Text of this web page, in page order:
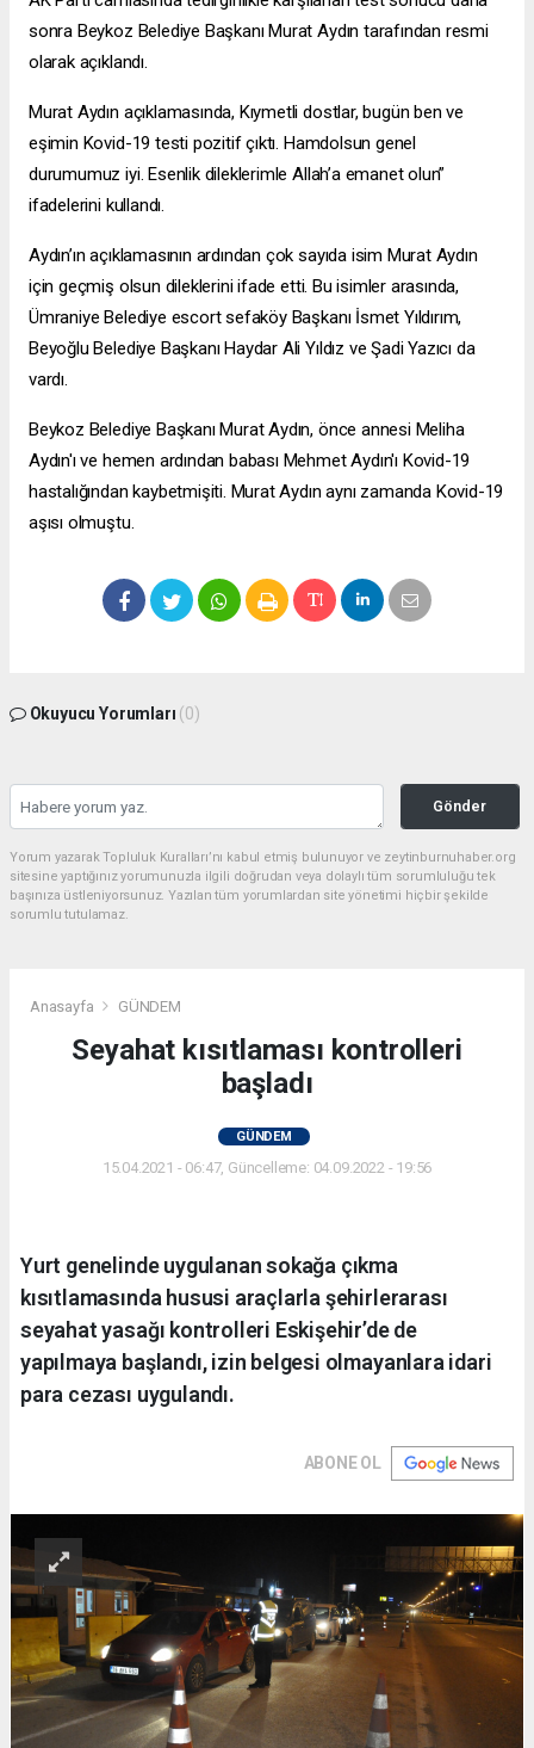
sonra Beykoz Belediye Başkanı Murat Aydın tarafından resmi
olarak açıklandı.
Murat Aydın açıklamasında, Kıymetli dostlar, bugün ben ve
eşimin Kovid-19 testi pozitif çıktı. Hamdolsun genel
durumumuz iyi. Esenlik dileklerimle Allah’a emanet olun”
ifadelerini kullandı.
Aydın’ın açıklamasının ardından çok sayıda isim Murat Aydın
için geçmiş olsun dileklerini ifade etti. Bu isimler arasında,
Ümraniye Belediye escort sefaköyBaşkanı İsmet Yıldırım,
Beyoğlu Belediye Başkanı Haydar Ali Yıldız ve Şadi Yazıcı da
vardı.
Beykoz Belediye Başkanı Murat Aydın, önce annesi Meliha
Aydın'ı ve hemen ardından babası Mehmet Aydın'ı Kovid-19
hastalığından kaybetmişiti. Murat Aydın aynı zamanda Kovid-19
aşısı olmuştu.
Okuyucu Yorumları (0)
Gönder
Yorum yazarak Topluluk Kuralları’nı kabul etmiş bulunuyor ve zeytinburnuhaber.org
sitesine yaptığınız yorumunuzla ilgili doğrudan veya dolaylı tüm sorumluluğu tek
başınıza üstleniyorsunuz. Yazılan tüm yorumlardan site yönetimi hiçbir şekilde
sorumlu tutulamaz.
Anasayfa GÜNDEM
Seyahat kısıtlaması kontrolleri
başladı
GÜNDEM
15.04.2021 - 06:47, Güncelleme: 04.09.2022 - 19:56
Yurt genelinde uygulanan sokağa çıkma
kısıtlamasında hususi araçlarla şehirlerarası
seyahat yasağı kontrolleri Eskişehir’de de
yapılmaya başlandı, izin belgesi olmayanlara idari
para cezası uygulandı.
ABONE OL